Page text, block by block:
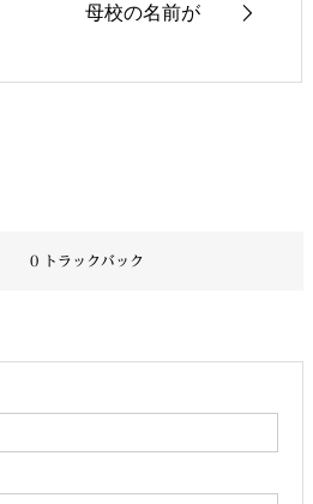
母校の名前が
0 トラックバック